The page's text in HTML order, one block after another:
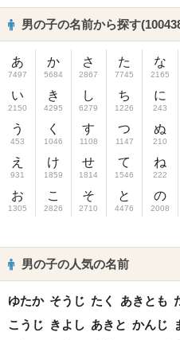
男の子の名前から探す
あ
7497
い
2150
う
453
え
931
お
1305
か
5684
き
4295
く
1046
け
1859
こ
2826
さ
2867
し
6279
す
1108
せ
1814
そ
2710
た
7745
ち
1226
つ
1147
て
1546
と
4476
な
2165
に
243
ぬ
210
ね
222
の
2008
男の子の人気の名前
ゆたか そうじ たく あきとも
こうじ きよし あきと かんじ